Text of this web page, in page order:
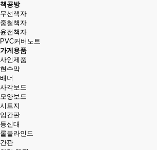
책공방
무선책자
중철책자
윤전책자
PVC커버노트
가게용품
사인제품
현수막
배너
사각보드
모양보드
시트지
입간판
등신대
롤블라인드
간판